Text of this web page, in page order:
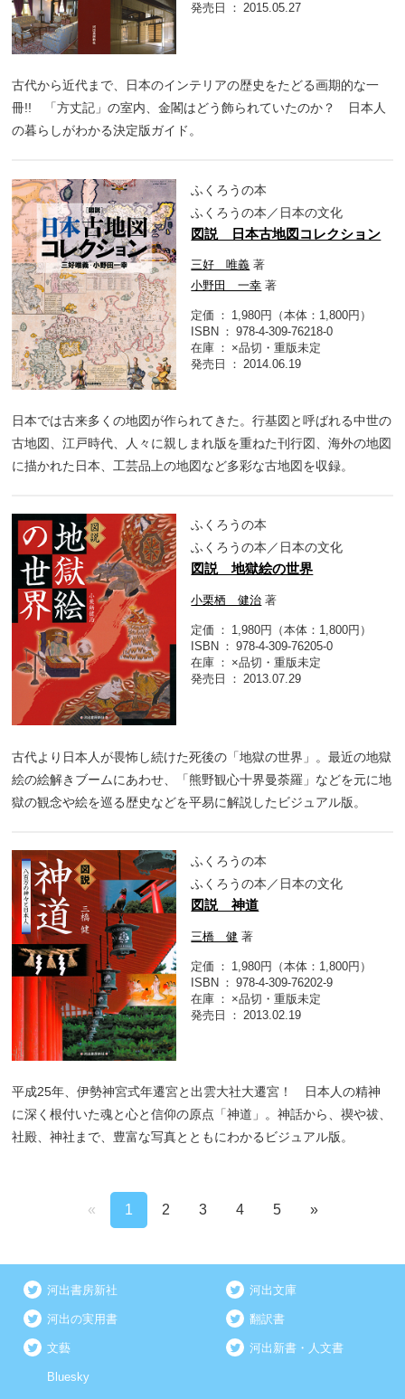
発売日
2015.05.27
古代から近代まで、日本のインテリアの歴史をたどる画期的な一
冊!! 「方丈記」の室内、金閣はどう飾られていたのか？ 日本人
の暮らしがわかる決定版ガイド。
ふくろうの本
ふくろうの本／日本の文化
図説 日本古地図コレクション
三好 唯義 著
小野田 一幸 著
定価
1,980円（本体：1,800円）
ISBN
978-4-309-76218-0
在庫
×品切・重版未定
発売日
2014.06.19
日本では古来多くの地図が作られてきた。行基図と呼ばれる中世の
古地図、江戸時代、人々に親しまれ版を重ねた刊行図、海外の地図
に描かれた日本、工芸品上の地図など多彩な古地図を収録。
ふくろうの本
ふくろうの本／日本の文化
図説 地獄絵の世界
小栗栖 健治 著
定価
1,980円（本体：1,800円）
ISBN
978-4-309-76205-0
在庫
×品切・重版未定
発売日
2013.07.29
古代より日本人が畏怖し続けた死後の「地獄の世界」。最近の地獄
絵の絵解きブームにあわせ、「熊野観心十界曼荼羅」などを元に地
獄の観念や絵を巡る歴史などを平易に解説したビジュアル版。
ふくろうの本
ふくろうの本／日本の文化
図説 神道
三橋 健 著
定価
1,980円（本体：1,800円）
ISBN
978-4-309-76202-9
在庫
×品切・重版未定
発売日
2013.02.19
平成25年、伊勢神宮式年遷宮と出雲大社大遷宮！ 日本人の精神
に深く根付いた魂と心と信仰の原点「神道」。神話から、禊や祓、
社殿、神社まで、豊富な写真とともにわかるビジュアル版。
« 1 2 3 4 5 »
河出書房新社 河出文庫
河出の実用書 翻訳書
文藝 河出新書・人文書
Bluesky